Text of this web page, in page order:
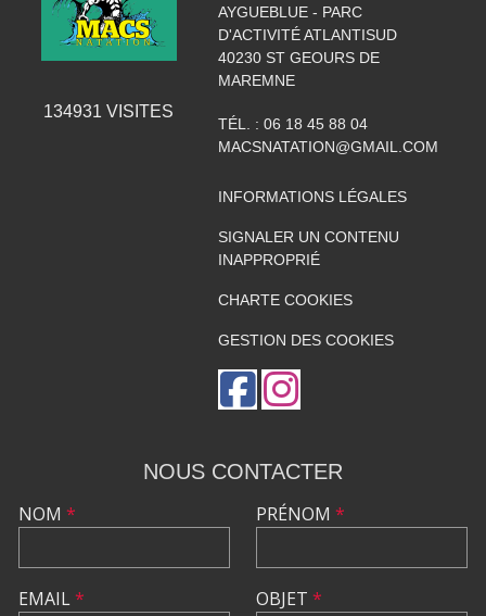
134931 VISITES
AYGUEBLUE - PARC
D'ACTIVITÉ ATLANTISUD
40230 ST GEOURS DE
MAREMNE
TÉL. : 06 18 45 88 04
MACSNATATION@GMAIL.COM
INFORMATIONS LÉGALES
SIGNALER UN CONTENU
INAPPROPRIÉ
CHARTE COOKIES
GESTION DES COOKIES
NOUS CONTACTER
NOM *
EMAIL*
PRÉNOM *
OBJET *